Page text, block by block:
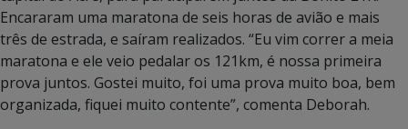
Encararam uma maratona de seis horas de avião e mais
três de estrada, e saíram realizados. “Eu vim correr a meia
maratona e ele veio pedalar os 121km, é nossa primeira
prova juntos. Gostei muito, foi uma prova muito boa, bem
organizada, fiquei muito contente”, comenta Deborah.